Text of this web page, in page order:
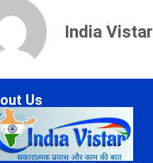
India Vistar
Us